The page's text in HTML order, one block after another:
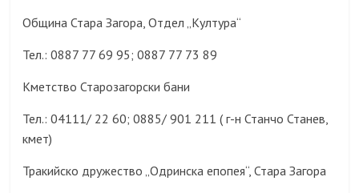
Община Стара Загора, Отдел „Култура“
Тел.: 0887 77 69 95; 0887 77 73 89
Кметство Старозагорски бани
Тел.: 04111/ 22 60; 0885/ 901 211 ( г-н Станчо Станев,
кмет)
Тракийско дружество „Одринска епопея“, Стара Загора